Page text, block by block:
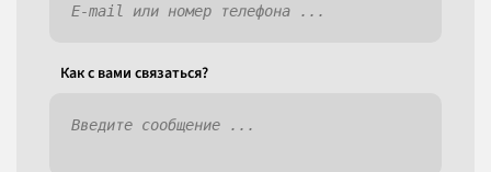
Как c вами связаться?